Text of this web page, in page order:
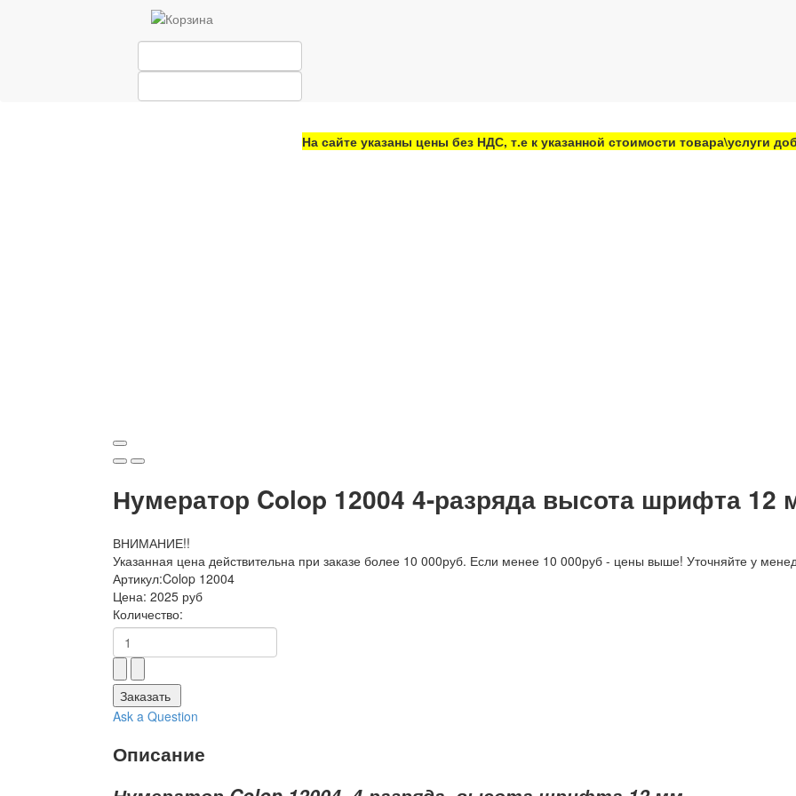
На сайте указаны цены без НДС, т.е к указанной стоимости товара\услуги
Нумератор Colop 12004 4-разряда высота шрифта 12
ВНИМАНИЕ!!
Указанная цена действительна при заказе более 10 000руб. Если менее 10 000руб - цены выше! Уточняйте у
Артикул:Colop 12004
Цена:2025 руб
Количество:
Заказать
Ask a Question
Описание